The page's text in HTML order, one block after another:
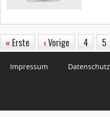
« Erste ‹Vorige 4 5
Impressum Datenschutz